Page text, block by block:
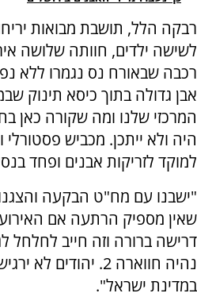
לשישה ילדים, חוותה שלושה
רכבה שבאורח נס נגמרו ללא
אבן גדולה בתוך כיסא תינוק
המרכזי שלנו ומה שקורה כאן
היה ולא ייתכן. מכביש
למוקד לזריקות אבנים ופחד
"ישבנו עם מח"ט הבקעה
שאין מספיק הרתעה אם
דרישה ברורה וזה חייב לחלחל
נהיה חווארה 2. יהודים
במדינת ישראל".